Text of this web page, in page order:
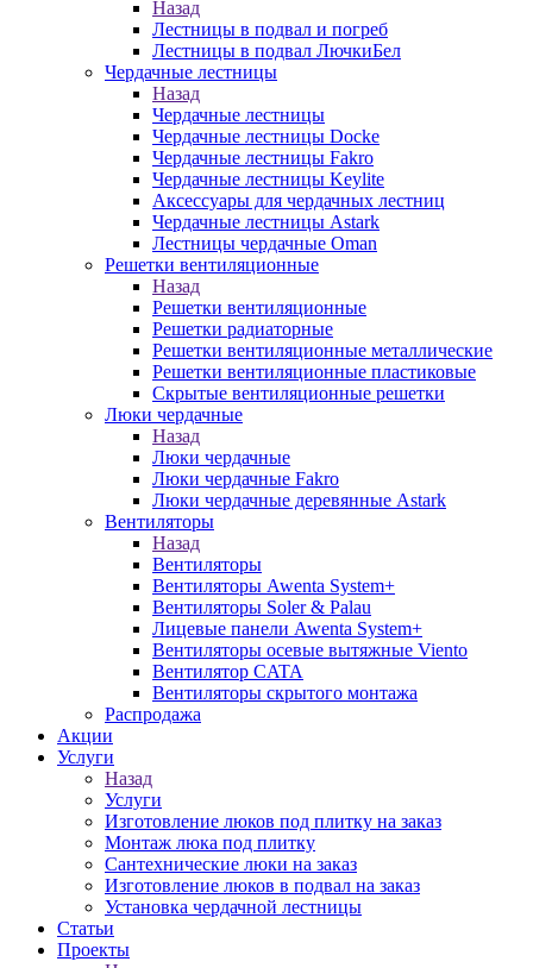
Назад
Лестницы в подвал и погреб
Лестницы в подвал ЛючкиБел
Чердачные лестницы
Назад
Чердачные лестницы
Чердачные лестницы Docke
Чердачные лестницы Fakro
Чердачные лестницы Keylite
Аксессуары для чердачных лестниц
Чердачные лестницы Astark
Лестницы чердачные Oman
Решетки вентиляционные
Назад
Решетки вентиляционные
Решетки радиаторные
Решетки вентиляционные металлические
Решетки вентиляционные пластиковые
Скрытые вентиляционные решетки
Люки чердачные
Назад
Люки чердачные
Люки чердачные Fakro
Люки чердачные деревянные Astark
Вентиляторы
Назад
Вентиляторы
Вентиляторы Awenta System+
Вентиляторы Soler & Palau
Лицевые панели Awenta System+
Вентиляторы осевые вытяжные Viento
Вентилятор CATA
Вентиляторы скрытого монтажа
Распродажа
Акции
Услуги
Назад
Услуги
Изготовление люков под плитку на заказ
Монтаж люка под плитку
Сантехнические люки на заказ
Изготовление люков в подвал на заказ
Установка чердачной лестницы
Статьи
Проекты